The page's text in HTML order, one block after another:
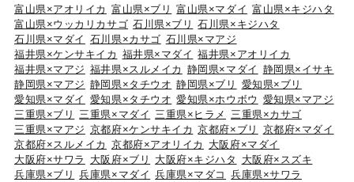
富山県×アオリイカ 富山県×ブリ 富山県×マダイ 富山県×キジハタ
富山県×ウッカリカサゴ 石川県×ブリ
石川県×キジハタ
石川県×マダイ 石川県×カサゴ 石川県×マアジ
福井県×ケンサキイカ 福井県×マダイ 福井県×アオリイカ
福井県×マアジ 福井県×スルメイカ 静岡県×マダイ 静岡県×イサキ
静岡県×マアジ 静岡県×タチウオ 静岡県×ブリ
愛知県×ブリ
愛知県×マダイ 愛知県×タチウオ 愛知県×ホウボウ 愛知県×マアジ
三重県×ブリ
三重県×マダイ 三重県×ヒラメ
三重県×カサゴ
三重県×マアジ 京都府×ケンサキイカ 京都府×ブリ
京都府×マダイ
京都府×スルメイカ 京都府×アオリイカ
大阪府×マダイ
大阪府×サワラ
大阪府×ブリ 大阪府×キジハタ
大阪府×スズキ
兵庫県×ブリ
兵庫県×マダイ 兵庫県×マダコ
兵庫県×サワラ